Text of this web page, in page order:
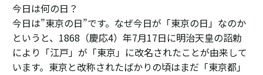
今日は何の日？
今日は”東京の日”です。なぜ今日が「東京の日」なのか
というと、1868（慶応4）年7月17日に明治天皇の詔勅
により「江戸」が「東京」に改名されたことが由来して
います。東京と改称されたばかりの頃はまだ「東京都」